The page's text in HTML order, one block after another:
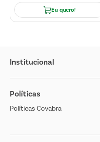
Eu quero!
Institucional
Sobre o Covabra
Nossas Lojas
Cliente Bem Estar
Políticas
Políticas Covabra